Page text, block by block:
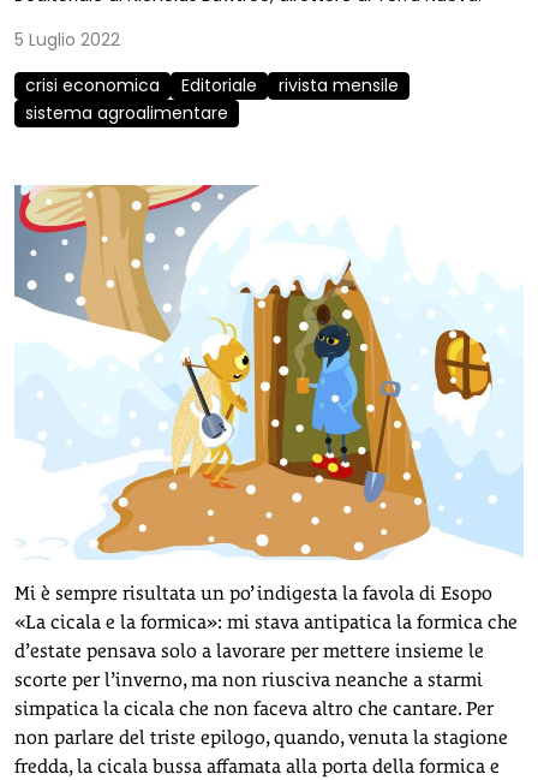
5 Luglio 2022
crisi economica
Editoriale
rivista mensile
sistema agroalimentare
Mi è sempre risultata un po’ indigesta la favola di Esopo
«La cicala e la formica»: mi stava antipatica la formica che
d’estate pensava solo a lavorare per mettere insieme le
scorte per l’inverno, ma non riusciva neanche a starmi
simpatica la cicala che non faceva altro che cantare. Per
non parlare del triste epilogo, quando, venuta la stagione
fredda, la cicala bussa affamata alla porta della formica e